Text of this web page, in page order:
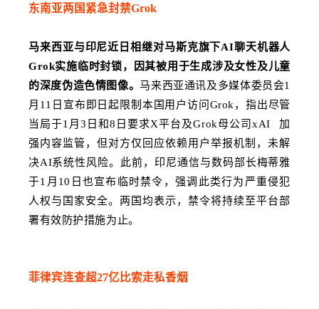
东南亚两国紧急封禁Grok
马来西亚与印尼近日相继对马斯克旗下AI聊天机器人
Grok实施临时封锁，因其被用于生成涉及女性及儿童
的深度伪造色情图像。马来西亚通讯及多媒体委员会1
月11日宣布即日起限制本国用户访问Grok，指出尽管
当局于1月3日和8日要求X平台及Grok母公司xAI
加
强内容监管，但对方仅回应依赖用户举报机制，未解
决AI系统性风险。此前，印尼通信与数码部长梅蒂雅
于1月10日也宣布临时禁令，强调此类行为严重侵犯
人权与国家安全。两国均表示，禁令将持续至平台部
署有效防护措施为止。
菲律宾连查超27亿比索走私香烟